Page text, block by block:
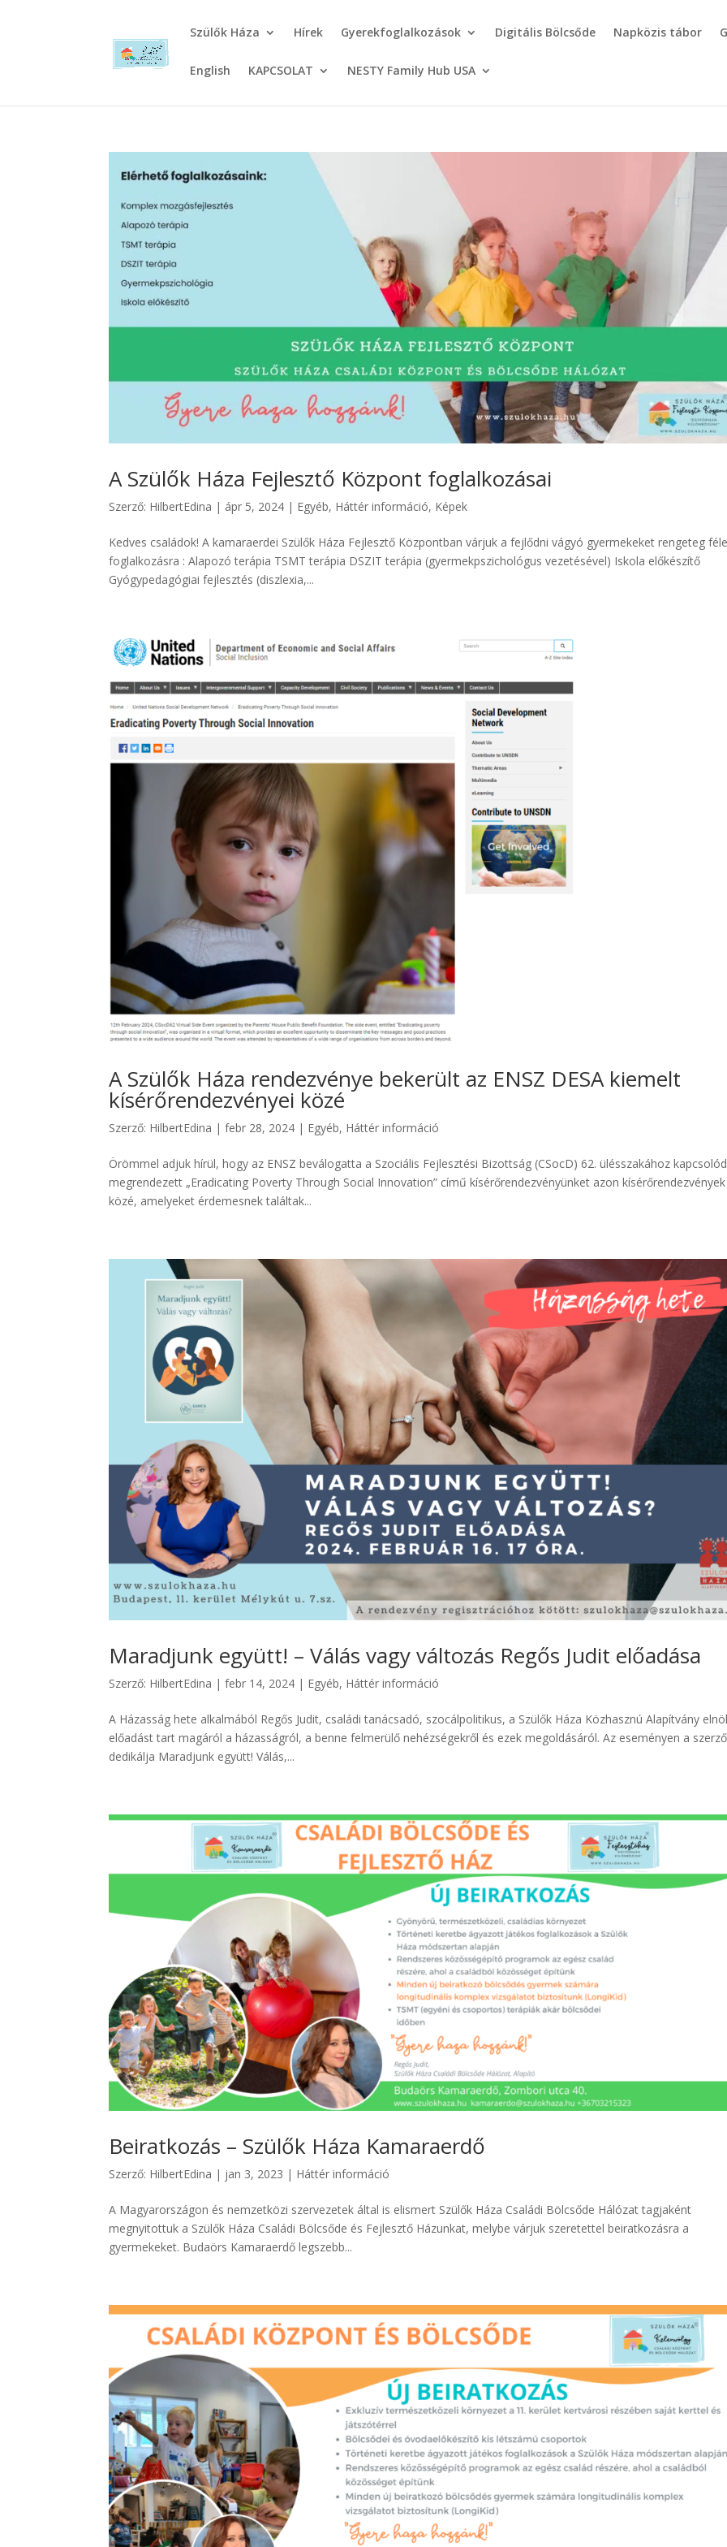
Szülők Háza Hírek Gyerekfoglalkozások Digitális Bölcsőde Napközis tábor
English KAPCSOLAT NESTY Family Hub USA
A Szülők Háza Fejlesztő Központ foglalkozásai
Szerző: HilbertEdina | ápr 5, 2024 | Egyéb, Háttér információ, Képek
Kedves családok! A kamaraerdei Szülők Háza Fejlesztő Központban várjuk a fejlődni vágyó gyermekeket rengeteg
foglalkozásra : Alapozó terápia TSMT terápia DSZIT terápia (gyermekpszichológus vezetésével) Iskola előkészítő
Gyógypedagógiai fejlesztés (diszlexia,...
A Szülők Háza rendezvénye bekerült az ENSZ DESA kiemelt
kísérőrendezvényei közé
Szerző: HilbertEdina |febr 28, 2024 | Egyéb, Háttér információ
Örömmel adjuk hírül, hogy az ENSZ beválogatta a Szociális Fejlesztési Bizottság (CSocD) 62. ülésszakához
megrendezett „Eradicating Poverty Through Social Innovation” című kísérőrendezvényünket azon kísérőrendezvények
közé, amelyeket érdemesnek találtak...
Maradjunk együtt! – Válás vagy változás Regős Judit előadása
Szerző: HilbertEdina |febr 14, 2024 | Egyéb, Háttér információ
A Házasság hete alkalmából Regős Judit, családi tanácsadó, szocálpolitikus, a Szülők Háza Közhasznú Alapítvány
előadást tart magáról a házasságról, a benne felmerülő nehézségekről és ezek megoldásáról. Az eseményen a szerző
dedikálja Maradjunk együtt! Válás,...
Beiratkozás – Szülők Háza Kamaraerdő
Szerző: HilbertEdina | jan 3, 2023 | Háttér információ
A Magyarországon és nemzetközi szervezetek által is elismert Szülők Háza Családi Bölcsőde Hálózat tagjaként
megnyitottuk a Szülők Háza Családi Bölcsőde és Fejlesztő Házunkat, melybe várjuk szeretettel beiratkozásra a
gyermekeket. Budaörs Kamaraerdő legszebb...